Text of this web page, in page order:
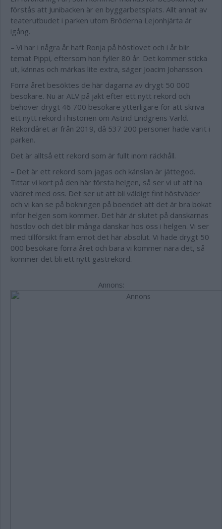
förstås att Junibacken är en byggarbetsplats. Allt annat av
teaterutbudet i parken utom Bröderna Lejonhjärta är
igång.
– Vi har i några år haft Ronja på höstlovet och i år blir
temat Pippi, eftersom hon fyller 80 år. Det kommer sticka
ut, kännas och märkas lite extra, säger Joacim Johansson.
Förra året besöktes de här dagarna av drygt 50 000
besökare. Nu är ALV på jakt efter ett nytt rekord och
behöver drygt 46 700 besökare ytterligare för att skriva
ett nytt rekord i historien om Astrid Lindgrens Värld.
Rekordåret är från 2019, då 537 200 personer hade varit i
parken.
Det är alltså ett rekord som är fullt inom räckhåll.
– Det är ett rekord som jagas och känslan är jättegod.
Tittar vi kort på den här första helgen, så ser vi ut att ha
vädret med oss. Det ser ut att bli väldigt fint höstväder
och vi kan se på bokningen på boendet att det är bra bokat
inför helgen som kommer. Det här är slutet på danskarnas
höstlov och det blir många danskar hos oss i helgen. Vi ser
med tillförsikt fram emot det här absolut. Vi hade drygt 50
000 besökare förra året och bara vi kommer nära det, så
kommer det bli ett nytt gästrekord.
Annons: